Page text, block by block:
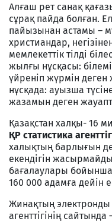
Алғаш рет санақ
сұрақ пайда болған.
пайызынан астамы –
христиандар,
мемлекеттік тілді
жылғы нұсқасы:
үйреніп жүрмін
нұсқада: ауызша
жазамын деген
Қазақстан халқы- 16
ҚР статистика
халықтың барлығын
екендігін
бағалаулары
160 000 адамға дейін
Жинақтың электронды
агенттігінің сайтында